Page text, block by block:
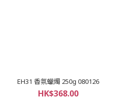
EH31 香氛蠟燭 250g 080126
HK$368.00